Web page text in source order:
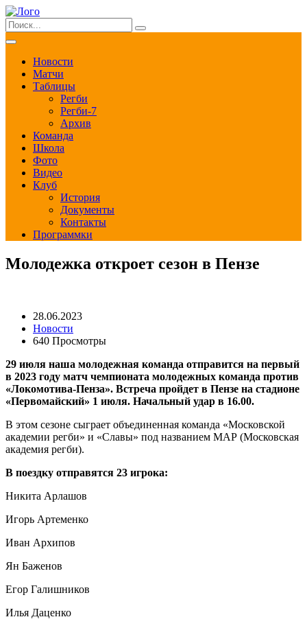
Новости
Матчи
Таблицы
Регби
Регби-7
Архив
Команда
Школа
Фото
Видео
Клуб
История
Документы
Контакты
Программки
Молодежка откроет сезон в Пензе
28.06.2023
Новости
640 Просмотры
29 июля наша молодежная команда отправится на первый
в 2023 году матч чемпионата молодежных команда против
«Локомотива-Пенза». Встреча пройдет в Пензе на стадионе
«Первомайский» 1 июля. Начальный удар в 16.00.
В этом сезоне сыграет объединенная команда «Московской
академии регби» и «Славы» под названием МАР (Московская
академия регби).
В поездку отправятся 23 игрока:
Никита Арлашов
Игорь Артеменко
Иван Архипов
Ян Баженов
Егор Галишников
Илья Даценко